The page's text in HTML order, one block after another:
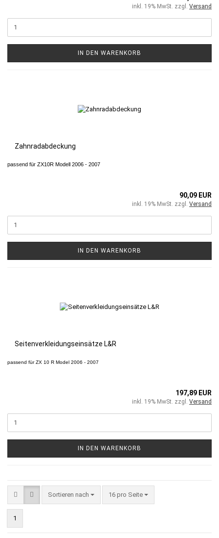
inkl. 19% MwSt. zzgl. Versand
IN DEN WARENKORB
Zahnradabdeckung
passend für ZX10R Modell 2006 - 2007
90,09 EUR
inkl. 19% MwSt. zzgl. Versand
IN DEN WARENKORB
Seitenverkleidungseinsätze L&R
passend fürZX 10 R Model 2006 - 2007
197,89 EUR
inkl. 19% MwSt. zzgl. Versand
IN DEN WARENKORB
Sortieren nach 16 pro Seite
1